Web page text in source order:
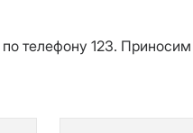
телефону 123.